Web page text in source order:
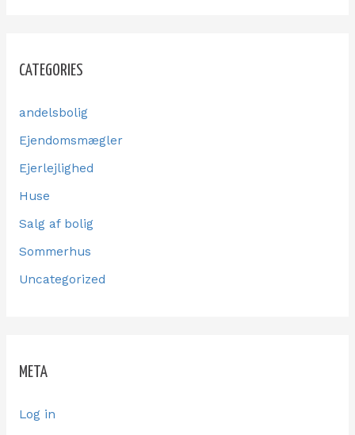
CATEGORIES
andelsbolig
Ejendomsmægler
Ejerlejlighed
Huse
Salg af bolig
Sommerhus
Uncategorized
META
Log in